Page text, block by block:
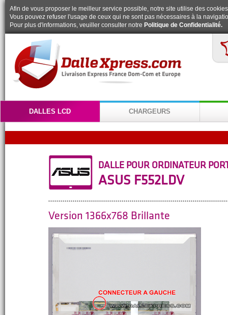
Afin de vous proposer le meilleur service possible, notre site utilise des
Vous pouvez refuser l'usage de ceux qui ne sont pas nécessaires à la
Pour plus d'informations, veuiller consulter notre Politique de Confidentialité.
DALLES LCD CHARGEURS
DALLE POUR ORDINATEUR
ASUS F552LDV
Version 1366x768 Brillante